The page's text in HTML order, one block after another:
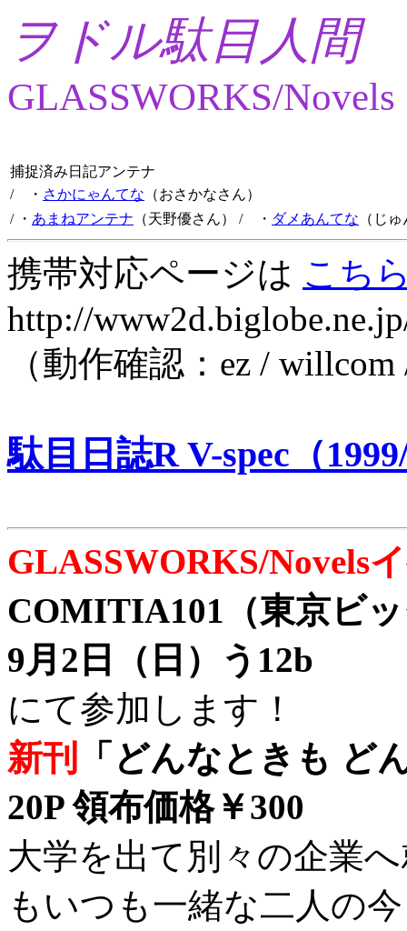
ヲドル駄目人間
GLASSWORKS/Novels
捕捉済み日記アンテナ
/ ・ さかにゃんてな （おさかなさん）
/ ・ あまねアンテナ （天野優さん） / ・ ダメあんてな （じ
携帯対応ページは こち
http://
（動作確認：ez /
駄目日誌R V-spec（
GLASSWORKS/Novels
COMITIA101（東京ビ
9月2日（日）う12b
にて参加します！
新刊
「どんなときも ど
20P 領布価格￥300
大学を出て別々の企業
もいつも一緒な二人の